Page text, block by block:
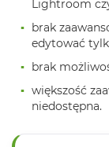
ó
ł
n
o
c
M
a
Lightroom
brak
edytować
brak
większość
niedostępna.